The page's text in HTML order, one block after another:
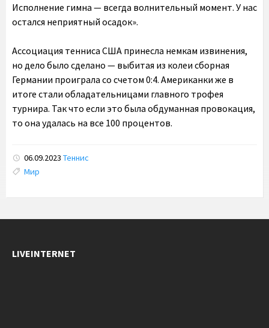
Исполнение гимна — всегда волнительный момент. У нас
остался неприятный осадок».
Ассоциация тенниса США принесла немкам извинения,
но дело было сделано — выбитая из колеи сборная
Германии проиграла со счетом 0:4. Американки же в
итоге стали обладательницами главного трофея
турнира. Так что если это была обдуманная провокация,
то она удалась на все 100 процентов.
06.09.2023 Теннис
Tags:
Мир
LIVEINTERNET